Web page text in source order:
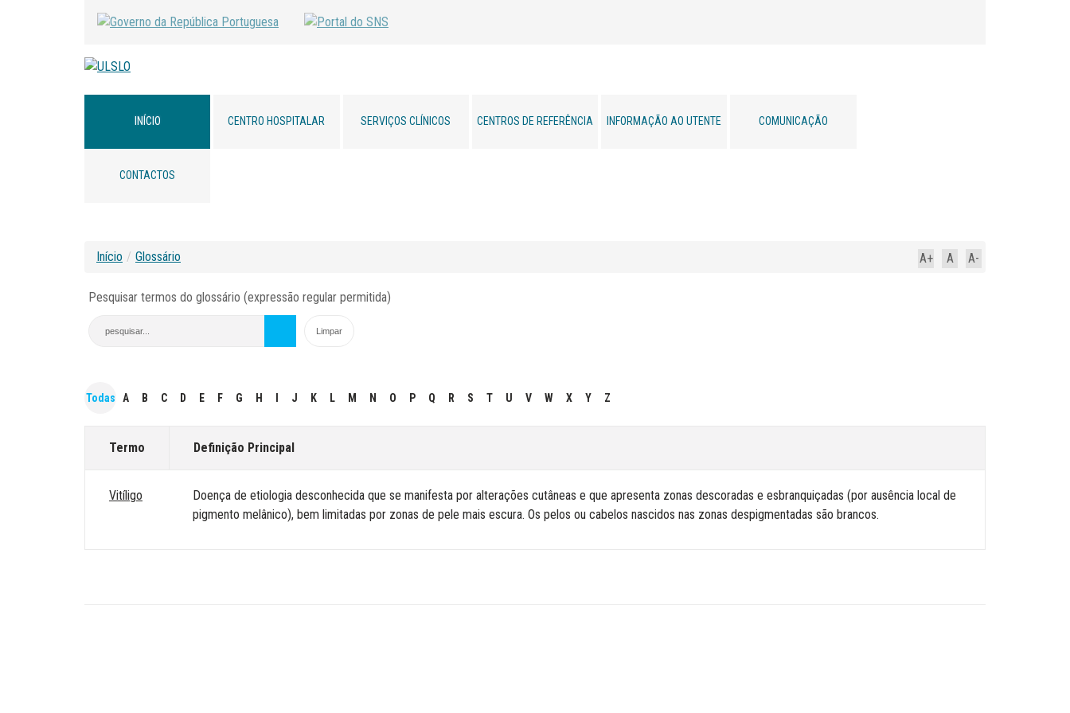
INÍCIO CENTRO HOSPITALAR SERVIÇOS CLÍNICOS CENTROS DE REFERÊNCIA INFORMAÇÃO AO UTENTE COMUNICAÇÃO
CONTACTOS
A-
A
A+
Início / Glossário
Pesquisar termos do glossário (expressão regular permitida)
Todas A B C D E F G H J K L M N O P Q R S T U V W X Y Z
Termo Definição Principal
Vitíligo
Doença de etiologia desconhecida que se manifesta por alterações cutâneas e que apresenta zonas descoradas e esbranquiçadas (por ausência local de
pigmento melânico), bem limitadas por zonas de pele mais escura. Os pelos ou cabelos nascidos nas zonas despigmentadas são brancos.